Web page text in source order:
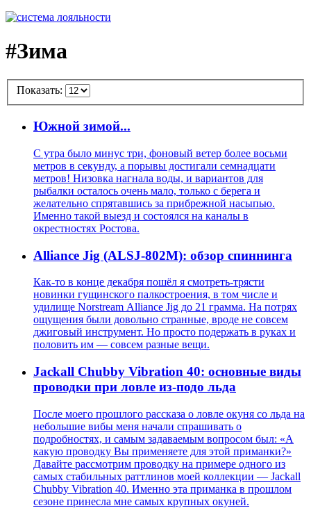
#Зима
Показать:
Южной зимой...
С утра было минус три, фоновый ветер более восьми
метров в секунду, а порывы достигали семнадцати
метров! Низовка нагнала воды, и вариантов для
рыбалки осталось очень мало, только с берега и
желательно спрятавшись за прибрежной насыпью.
Именно такой выезд и состоялся на каналы в
окрестностях Ростова.
Alliance Jig (ALSJ-802M): обзор спиннинга
Как-то в конце декабря пошёл я смотреть-трясти
новинки гущинского палкостроения, в том числе и
удилище Norstream Alliance Jig до 21 грамма. На потрях
ощущения были довольно странные, вроде не совсем
джиговый инструмент. Но просто подержать в руках и
половить им — совсем разные вещи.
Jackall Chubby Vibration 40: основные виды
проводки при ловле из-подо льда
После моего прошлого рассказа о ловле окуня со льда на
небольшие вибы меня начали спрашивать о
подробностях, и самым задаваемым вопросом был: «А
какую проводку Вы применяете для этой приманки?»
Давайте рассмотрим проводку на примере одного из
самых стабильных раттлинов моей коллекции — Jackall
Chubby Vibration 40. Именно эта приманка в прошлом
сезоне принесла мне самых крупных окуней.